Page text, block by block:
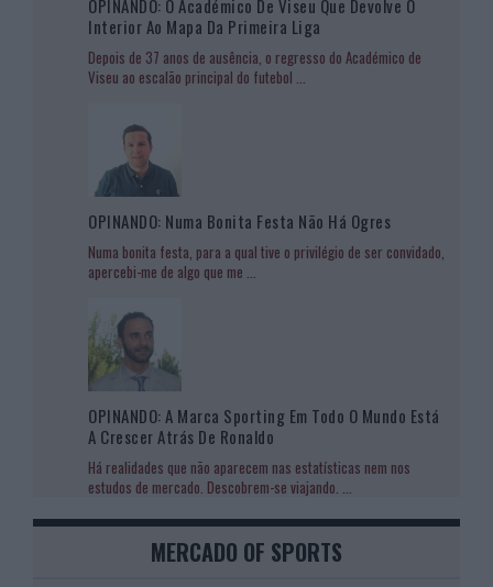
OPINANDO: O Académico De Viseu Que Devolve O
Interior Ao Mapa Da Primeira Liga
Depois de 37 anos de ausência, o regresso do Académico de
Viseu ao escalão principal do futebol ...
OPINANDO: Numa Bonita Festa Não Há Ogres
Numa bonita festa, para a qual tive o privilégio de ser convidado,
apercebi-me de algo que me ...
OPINANDO: A Marca Sporting Em Todo O Mundo Está
A Crescer Atrás De Ronaldo
Há realidades que não aparecem nas estatísticas nem nos
estudos de mercado. Descobrem-se viajando. ...
MERCADO OF SPORTS